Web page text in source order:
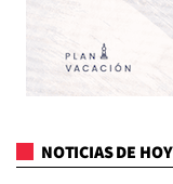
NOTICIAS DE HOY